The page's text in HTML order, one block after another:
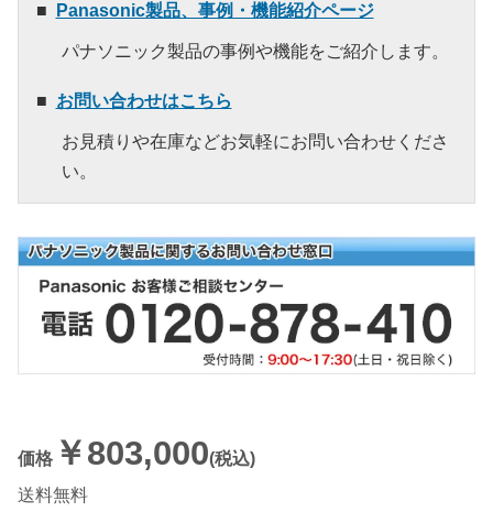
Panasonic製品、事例・機能紹介ページ
パナソニック製品の事例や機能をご紹介します。
お問い合わせはこちら
お見積りや在庫などお気軽にお問い合わせくださ
い。
価格 ￥803,000(税込)
送料無料